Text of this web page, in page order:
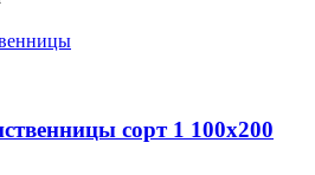
сорт 1 100х200